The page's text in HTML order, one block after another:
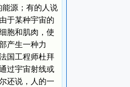
能源；有的人说
于某种宇宙的
胞和肌肉，使
产生一种力
国工程师杜拜
过宇宙射线或
还说，人的一